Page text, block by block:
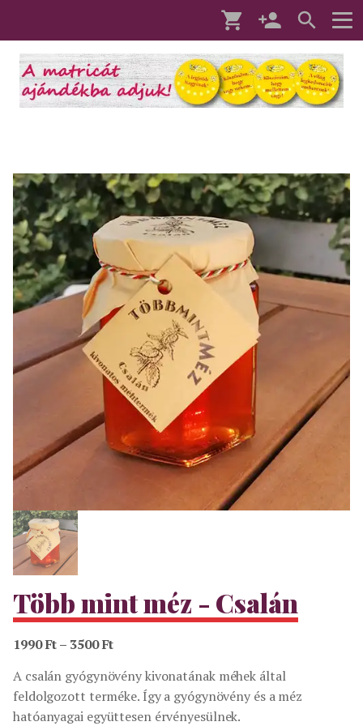
Több mint méz - Csalán
1990Ft– 3500FtÁrtartomány:
-
3500 Ft
A csalán gyógynövény kivonatának méhek által
feldolgozott terméke. Így a gyógynövény és a méz
hatóanyagai együttesen érvényesülnek.